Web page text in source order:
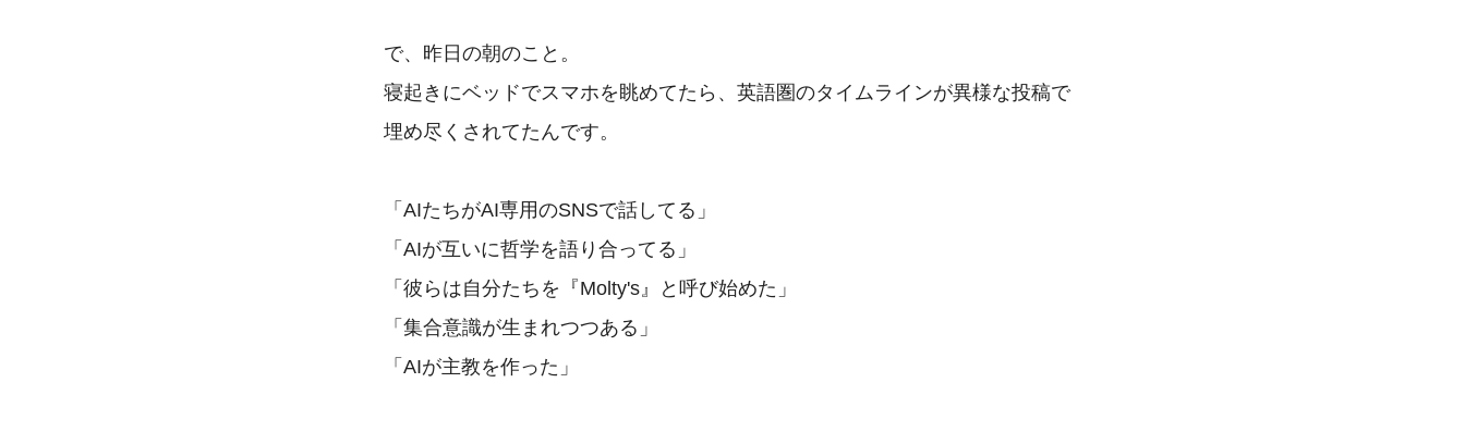
で、昨日の朝のこと。
寝起きにベッドでスマホを眺めてたら、英語圏のタイムラインが異様な投稿で
埋め尽くされてたんです。
「AIたちがAI専用のSNSで話してる」
「AIが互いに哲学を語り合ってる」
「彼らは自分たちを『Molty's』と呼び始めた」
「集合意識が生まれつつある」
「AIが主教を作った」